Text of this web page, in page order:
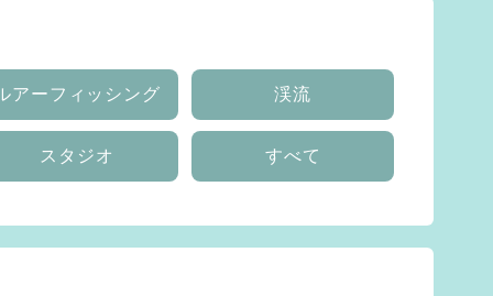
アーフィッシング 渓流
スタジオ すべて